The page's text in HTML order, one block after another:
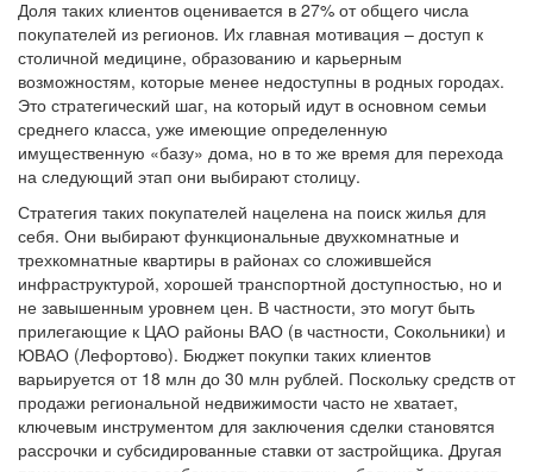
Доля таких клиентов оценивается в 27% от общего числа
покупателей из регионов. Их главная мотивация – доступ к
столичной медицине, образованию и карьерным
возможностям, которые менее недоступны в родных городах.
Это стратегический шаг, на который идут в основном семьи
среднего класса, уже имеющие определенную
имущественную «базу» дома, но в то же время для перехода
на следующий этап они выбирают столицу.
Стратегия таких покупателей нацелена на поиск жилья для
себя. Они выбирают функциональные двухкомнатные и
трехкомнатные квартиры в районах со сложившейся
инфраструктурой, хорошей транспортной доступностью, но и
не завышенным уровнем цен. В частности, это могут быть
прилегающие к ЦАО районы ВАО (в частности, Сокольники) и
ЮВАО (Лефортово). Бюджет покупки таких клиентов
варьируется от 18 млн до 30 млн рублей. Поскольку средств от
продажи региональной недвижимости часто не хватает,
ключевым инструментом для заключения сделки становятся
рассрочки и субсидированные ставки от застройщика. Другая